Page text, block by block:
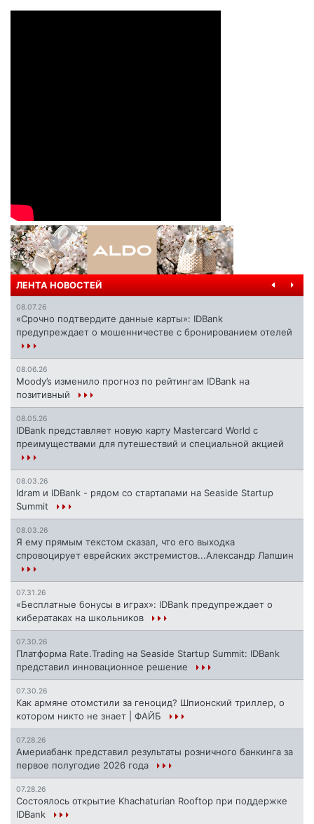
ЛЕНТА НОВОСТЕЙ
08.07.26
«Срочно подтвердите данные карты»: IDBank
предупреждает о мошенничестве с бронированием отелей
08.06.26
Moody’s изменило прогноз по рейтингам IDBank на
позитивный
08.05.26
IDBank представляет новую карту Mastercard World с
преимуществами для путешествий и специальной акцией
08.03.26
Idram и IDBank - рядом со стартапами на Seaside Startup
Summit
08.03.26
Я ему прямым текстом сказал, что его выходка
спровоцирует еврейских экстремистов...Александр Лапшин
07.31.26
«Бесплатные бонусы в играх»: IDBank предупреждает о
кибератаках на школьников
07.30.26
Платформа Rate.Trading на Seaside Startup Summit: IDBank
представил инновационное решение
07.30.26
Как армяне отомстили за геноцид? Шпионский триллер, о
котором никто не знает | ФАЙБ
07.28.26
Америабанк представил результаты розничного банкинга за
первое полугодие 2026 года
07.28.26
Состоялось открытие Khachaturian Rooftop при поддержке
IDBank